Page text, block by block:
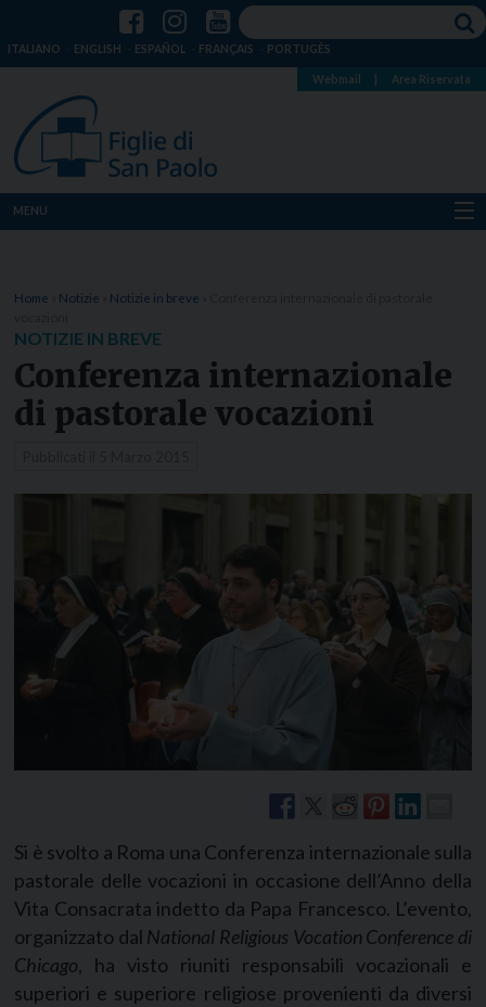
ITALIANO ENGLISH ESPAÑOL FRANÇAIS PORTUGÊS
Webmail Area Riservata
MENU
Dove siamo
Notizie
Risorse
Home Notizie Notizie in breve
NOTIZIE IN BREVE
Conferenza internazionale
di pastorale vocazioni
Si è svolto a Roma una Conferenza internazionale sulla
pastorale delle vocazioni in occasione dell’Anno della
Vita Consacrata indetto da Papa Francesco. L’evento,
organizzato dal National Religious Vocation Conference di
Chicago, ha visto riuniti responsabili vocazionali e
superiori e superiore religiose provenienti da diversi